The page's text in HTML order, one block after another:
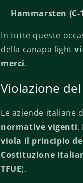
Hammarsten (C-
In tutte queste
della canapa light
merci.
Violazione
Le aziende italiane
normative vigenti.
viola il principio
Costituzione
TFUE).